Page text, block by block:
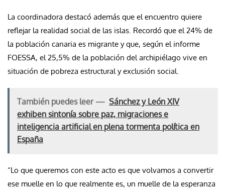
La coordinadora destacó además que el encuentro quiere
reflejar la realidad social de las islas. Recordó que el 24% de
la población canaria es migrante y que, según el informe
FOESSA, el 25,5% de la población del archipiélago vive en
situación de pobreza estructural y exclusión social.
También puedes leer — Sánchez y León XIV
exhiben sintonía sobre paz, migraciones e
inteligencia artificial en plena tormenta política en
España
“Lo que queremos con este acto es que volvamos a convertir
ese muelle en lo que realmente es, un muelle de la esperanza